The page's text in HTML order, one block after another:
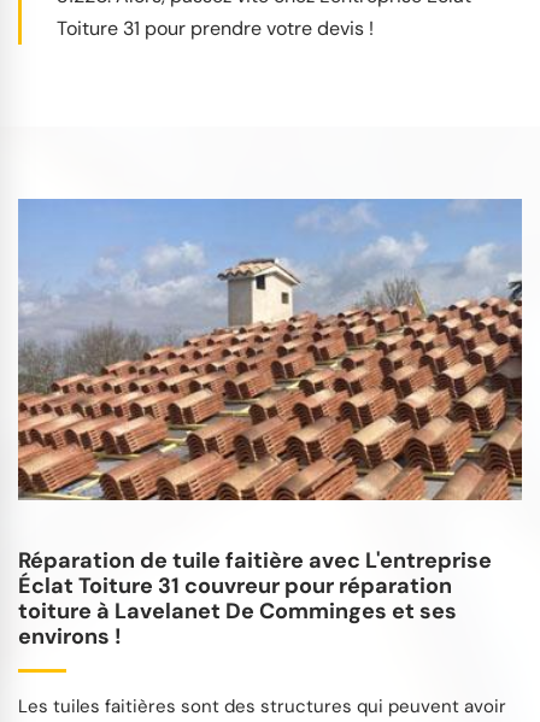
Toiture 31 pour prendre votre devis !
Réparation de tuile faitière avec L'entreprise
Éclat Toiture 31 couvreur pour réparation
toiture à Lavelanet De Comminges et ses
environs !
Les tuiles faitières sont des structures qui peuvent avoir